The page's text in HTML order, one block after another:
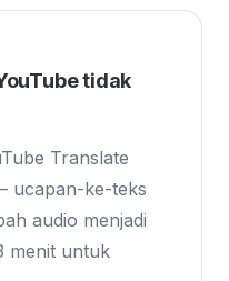
tidak
Translate
ucapan-ke-teks
audio menjadi
menit untuk